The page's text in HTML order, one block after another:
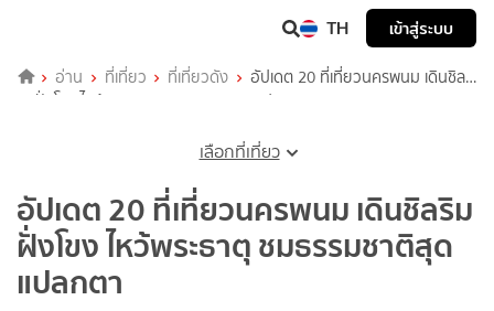
TH เข้าสู่ระบบ
อ่าน ที่เที่ยว ที่เที่ยวดัง
อัปเดต 20 ที่เที่ยวนครพนม เดินชิล
ริมฝั่งโขง ไหว้พระธาตุ ชมธรรมชาติสุดแปลกตา
เลือกที่เที่ยว
อัปเดต 20 ที่เที่ยวนครพนม เดินชิลริม
ฝั่งโขง ไหว้พระธาตุ ชมธรรมชาติสุด
แปลกตา